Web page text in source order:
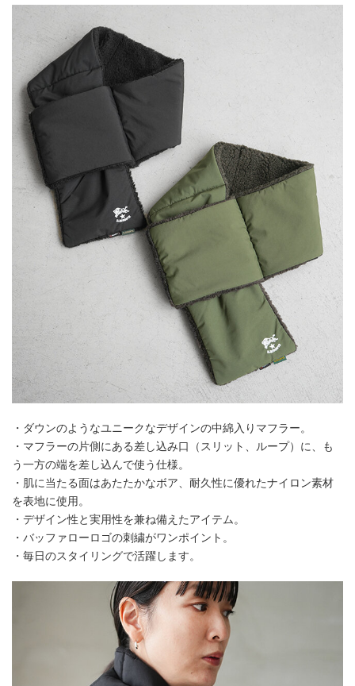
・ダウンのようなユニークなデザインの中綿入りマフラー。
・マフラーの片側にある差し込み口（スリット、ループ）に、も
う一方の端を差し込んで使う仕様。
・肌に当たる面はあたたかなボア、耐久性に優れたナイロン素材
を表地に使用。
・デザイン性と実用性を兼ね備えたアイテム。
・バッファローロゴの刺繍がワンポイント。
・毎日のスタイリングで活躍します。